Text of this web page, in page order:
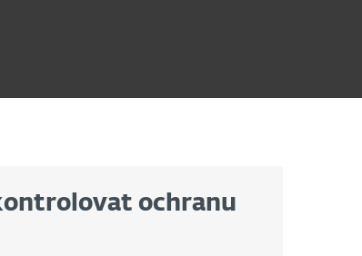
ochranu